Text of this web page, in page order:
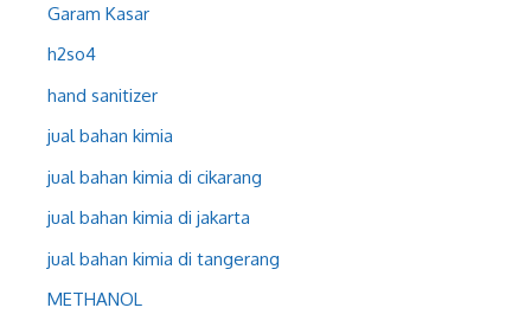
Garam Kasar
h2so4
hand sanitizer
jual bahan kimia
jual bahan kimia di cikarang
jual bahan kimia di jakarta
jual bahan kimia di tangerang
METHANOL